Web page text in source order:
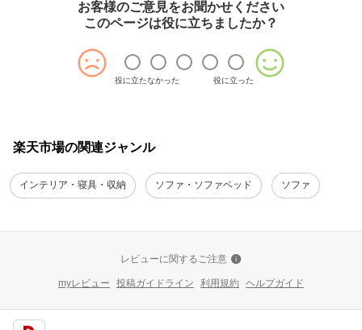
お客様のご意見をお聞かせください
このページは役に立ちましたか？
役に立たなかった 役に立った
楽天市場の関連ジャンル
インテリア・寝具・収納 ソファ・ソファベッド ソファ
レビューに関するご注意
myレビュー 投稿ガイドライン 利用規約 ヘルプガイド